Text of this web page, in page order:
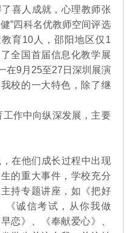
喜人成就，心理教师张
”四科名优教师空间评选
育10人，邵阳地区仅1
全国首届信息化教学展
在9月25至27日深圳展演
校的一大特色，除了继
作中向纵深发展，主要
在他们成长过程中出现
的重大事件，学校充分
持专题讲座，如《把好
《诚信考试，从你我做
恋》、《奉献爱心》、